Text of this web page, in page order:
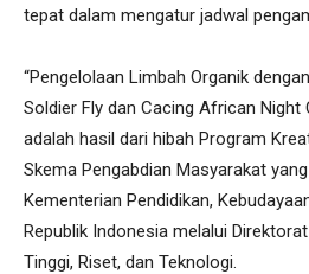
tepat dalam mengatur jadwal
“Pengelolaan Limbah Organik
Soldier Fly dan Cacing African Night
adalah hasil dari hibah Program
Skema Pengabdian Masyarakat
Kementerian Pendidikan,
Republik Indonesia melalui
Tinggi, Riset, dan Teknologi.